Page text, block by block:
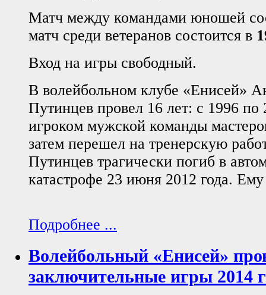
Матч между командами юношей
матч среди ветеранов состоится в
Вход на игры свободный.
В волейбольном клубе «Енисей»
Путинцев провел 16 лет: с 1996 по
игроком мужской команды
затем перешел на тренерскую
Путинцев трагически погиб в
катастрофе 23 июня 2012 года.
Подробнее ...
Волейбольный «Енисей»
заключительные игры 2014